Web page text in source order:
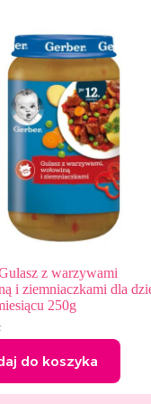
Gerber Organic Jabłko
niemowląt po 4. miesiącu
6,58zł
Dodaj do koszyka